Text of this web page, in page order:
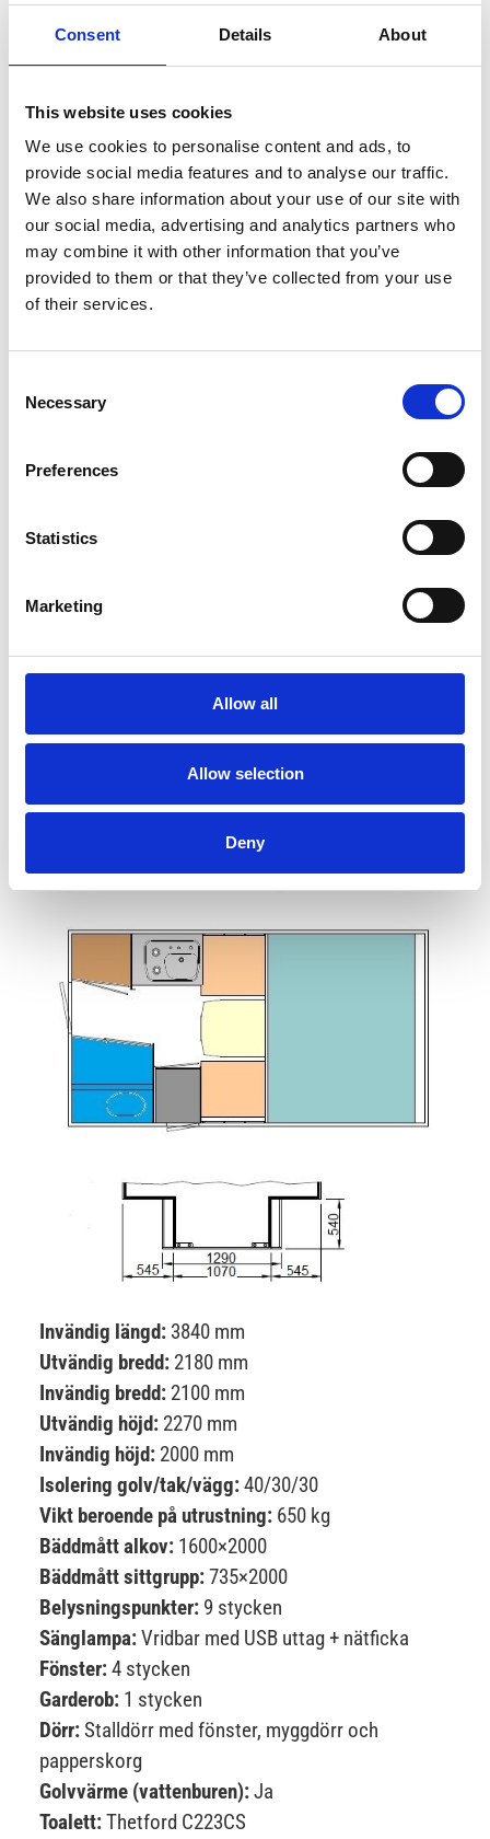
Consent Details About
This website uses cookies
We use cookies to personalise content and ads, to
provide social media features and to analyse our traffic.
We also share information about your use of our site with
our social media, advertising and analytics partners who
may combine it with other information that you’ve
provided to them or that they’ve collected from your use
of their services.
Selection
Necessary
Preferences
Statistics
Marketing
Allow all
Allow selection
Deny
Teknisk data
Vikt:
Invändig längd: 3840 mm
Utvändig bredd: 2180 mm
Invändig bredd: 2100 mm
Utvändig höjd: 2270 mm
Invändig höjd: 2000 mm
Isolering golv/tak/vägg:40/30/30
Vikt beroende på utrustning: 650 kg
Bäddmått alkov: 1600×2000
Bäddmått sittgrupp:735×2000
Belysningspunkter: 9 stycken
Sänglampa:Vridbar med USB uttag + nätficka
Fönster:4 stycken
Garderob: 1 stycken
Dörr:Stalldörr med fönster, myggdörr och
papperskorg
Golvvärme (vattenburen):Ja
Toalett:Thetford C223CS